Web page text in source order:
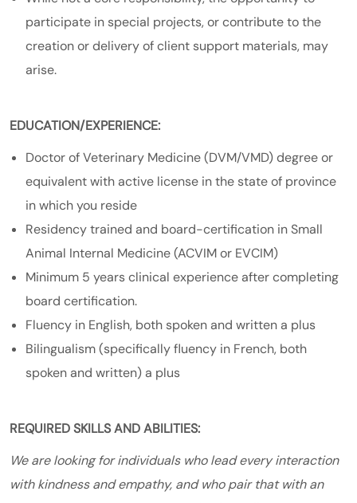
participate in special projects, or contribute to the
creation or delivery of client support materials, may
arise.
EDUCATION/EXPERIENCE:
Doctor of Veterinary Medicine (DVM/VMD) degree or
equivalent with active license in the state of province
in which you reside
Residency trained and board-certification in Small
Animal Internal Medicine (ACVIM or EVCIM)
Minimum 5 years clinical experience after completing
board certification.
Fluency in English, both spoken and written a plus
Bilingualism (specifically fluency in French, both
spoken and written) a plus
REQUIRED SKILLS AND ABILITIES:
We are looking for individuals who lead every interaction
with kindness and empathy, and who pair that with an